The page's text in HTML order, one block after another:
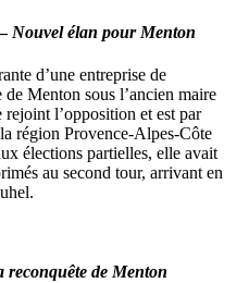
Nouvel élan pour Menton
d’une entreprise de
Menton sous l’ancien maire
l’opposition et est par
région Provence-Alpes-Côte
élections partielles, elle avait
au second tour, arrivant en
reconquête de Menton